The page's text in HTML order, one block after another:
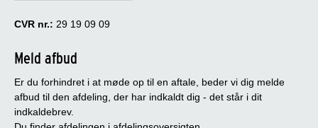
CVR nr.: 29 19 09 09
Meld afbud
Er du forhindret i at møde op til en aftale, beder vi dig melde
afbud til den afdeling, der har indkaldt dig - det står i dit
indkaldebrev.